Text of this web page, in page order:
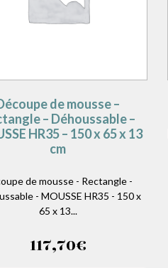
de mousse –
– Déhoussable –
HR35 – 150 x 65 x 13
cm
de mousse - Rectangle -
- MOUSSE HR35 - 150 x
65 x 13...
117,70€